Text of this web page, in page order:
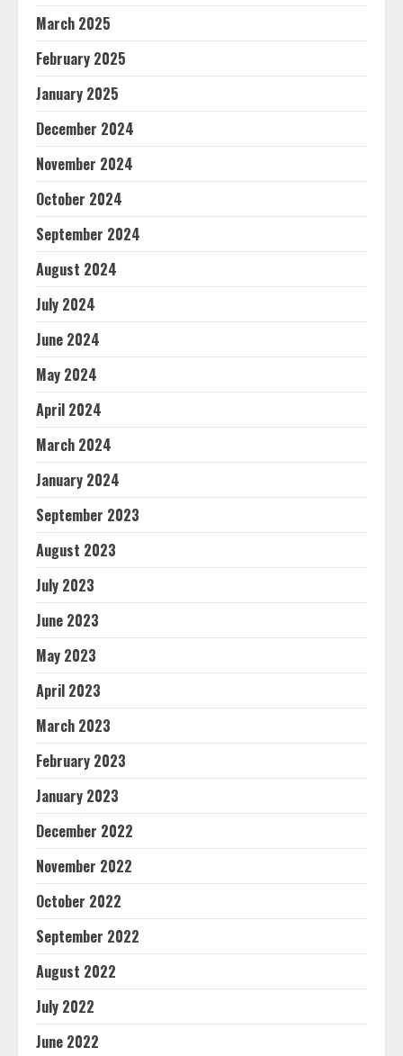
March 2025
February 2025
January 2025
December 2024
November 2024
October 2024
September 2024
August 2024
July 2024
June 2024
May 2024
April 2024
March 2024
January 2024
September 2023
August 2023
July 2023
June 2023
May 2023
April 2023
March 2023
February 2023
January 2023
December 2022
November 2022
October 2022
September 2022
August 2022
July 2022
June 2022